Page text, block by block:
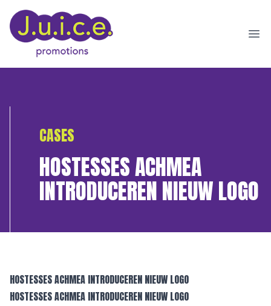
CASES
HOSTESSES ACHMEA
INTRODUCEREN NIEUW LOGO
HOSTESSES ACHMEA INTRODUCEREN NIEUW LOGO
HOSTESSES ACHMEA INTRODUCEREN NIEUW LOGO